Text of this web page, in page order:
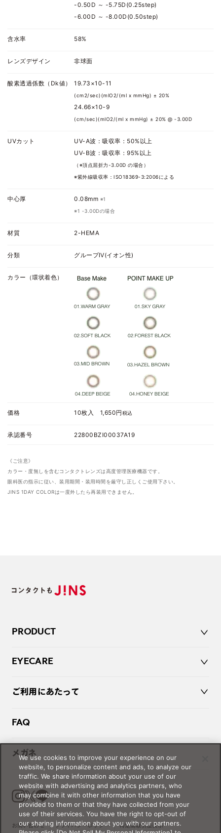
-0.50D ～ -5.75D(0.25step)
-6.00D ～ -8.00D(0.50step)
含水率 58%
レンズデザイン 非球面
酸素透過係数（Dk値） 19.73×10-11
(cm2/sec)(mlO2/(ml x mmHg) ± 20%
24.66×10-9
(cm/sec)(mlO2/(ml x mmHg) ± 20% @ -3.00D
UVカット
UV-A波：吸収率：50%以上
UV-B波：吸収率：95%以上
（※頂点屈折力-3.00D の場合）
※紫外線吸収率：ISO18369-3:2006による
中心厚 0.08mm ※1
※1 -3.00Dの場合
材質 2-HEMA
分類 グループⅣ(イオン性)
カラー（環状着色）
価格 10枚入 1,650円税込
承認番号 22800BZI00037A19
《ご注意》
カラー・度無しを含むコンタクトレンズは高度管理医療機器です。
眼科医の指示に従い、装用期間・装用時間を厳守し正しくご使用下さい。
JINS 1DAY COLORは一度外したら再装用できません。
PRODUCT
JINS 1DAY
EYECARE
ご利用にあたって
ご使用上の注意
FAQ
メガネ
お問い合わせ プライバシーポリシー 特定商取引法表示
We use cookies to improve your experience on our
website, to personalize content and ads, to analyze our
traffic. We share information about your use of our
website with advertising and analytics partners, who
may combine it with other information that you have
provided to them or that they have collected from your
use of their services. You have the right to opt-out of
our sharing information about you with our partners.